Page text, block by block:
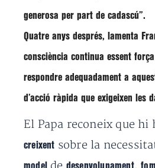
generosa per part de cadascú”.
Quatre anys després, lamenta
consciència continua essent
respondre adequadament a
d’acció ràpida que exigeixen les
El Papa reconeix que hi
creixent sobre la
model desenvolupament